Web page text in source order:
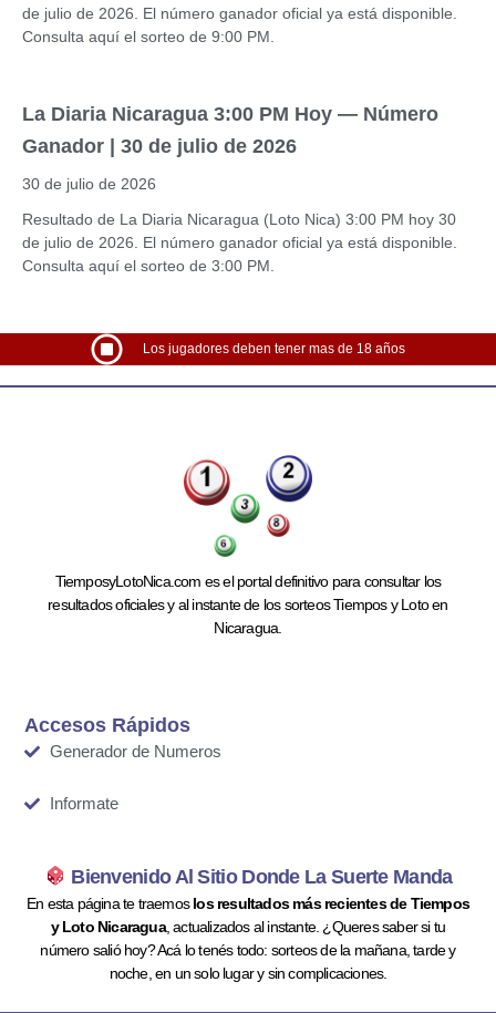
de julio de 2026. El número ganador oficial ya está disponible.
Consulta aquí el sorteo de 9:00 PM.
La Diaria Nicaragua 3:00 PM Hoy — Número
Ganador | 30 de julio de 2026
30 de julio de 2026
Resultado de La Diaria Nicaragua (Loto Nica) 3:00 PM hoy 30
de julio de 2026. El número ganador oficial ya está disponible.
Consulta aquí el sorteo de 3:00 PM.
Los jugadores deben tener mas de 18 años
TiemposyLotoNica.com es el portal definitivo para consultar los
resultados oficiales y al instante de los sorteos Tiempos y Loto en
Nicaragua.
Accesos Rápidos
Generador de Numeros
Informate
Bienvenido Al Sitio Donde La Suerte Manda
En esta página te traemoslos resultados más recientes de Tiempos
y Loto Nicaragua, actualizados al instante. ¿Queres saber si tu
número salió hoy? Acá lo tenés todo: sorteos de la mañana, tarde y
noche, en un solo lugar y sin complicaciones.